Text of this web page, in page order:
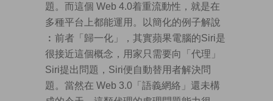
題。而這個 Web 4.0着重流動性，就是在
多種平台上都能運用。以簡化的例子解說
︰前者「歸一化」，其實蘋果電腦的Siri是
很接近這個概念，用家只需要向「代理」
Siri提出問題，Siri便自動替用者解決問
題。當然在 Web 3.0「語義網絡」還未構